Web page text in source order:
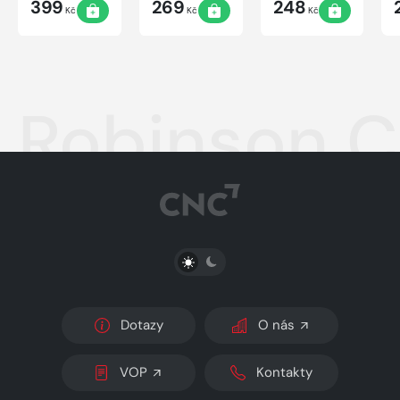
399 Kč 269 Kč 248 Kč
Robinson
PŘEPNOUT SVĚTLÝ/TMAVÝ REŽIM
Dotazy O nás
VOP Kontakty